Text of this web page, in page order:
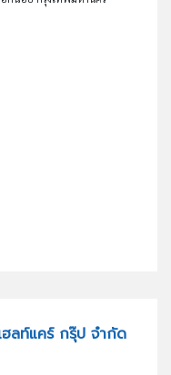
ฮลท์แคร์ กรุ๊ป จำกัด